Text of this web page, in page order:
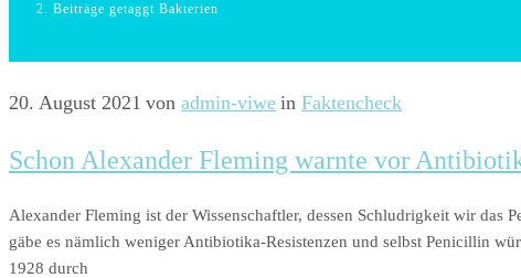
Beiträge getaggt Bakterien
20. August 2021 von admin-viwe in Faktencheck
Schon Alexander Fleming warnte vor
Alexander Fleming ist der Wissenschaftler, dessen Schludrigkeit wir das
gäbe es nämlich weniger Antibiotika-Resistenzen und selbst Penicillin
1928 durch